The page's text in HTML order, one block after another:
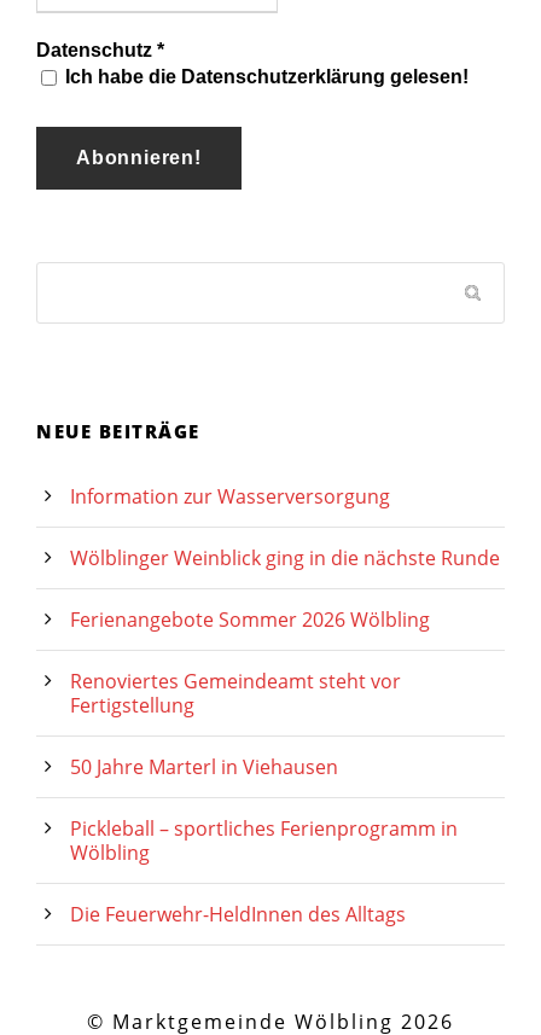
Datenschutz *
Ich habe die Datenschutzerklärung gelesen!
NEUE BEITRÄGE
Information zur Wasserversorgung
Wölblinger Weinblick ging in die nächste Runde
Ferienangebote Sommer 2026 Wölbling
Renoviertes Gemeindeamt steht vor
Fertigstellung
50 Jahre Marterl in Viehausen
Pickleball – sportliches Ferienprogramm in
Wölbling
Die Feuerwehr-HeldInnen des Alltags
© Marktgemeinde Wölbling 2026